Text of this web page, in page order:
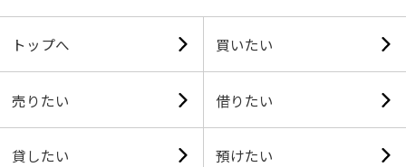
トップへ 買いたい
売りたい 借りたい
貸したい 預けたい